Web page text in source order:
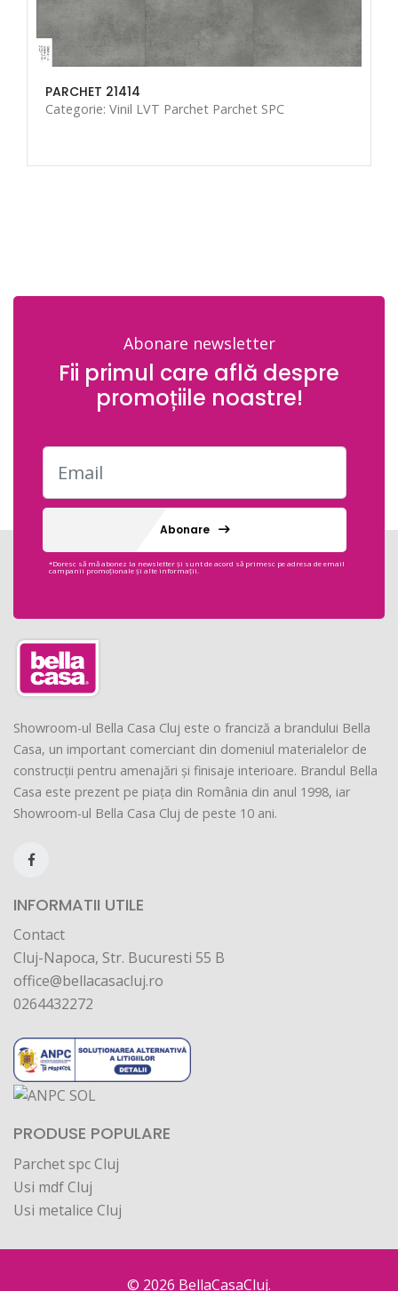
PARCHET 21414
Categorie: Vinil LVT Parchet Parchet SPC
Abonare newsletter
Fii primul care află despre
promoțiile noastre!
Abonare
*Doresc să mă abonez la newsletter și sunt de acord să primesc pe adresa de email
campanii promoționale și alte informații.
Showroom-ul Bella Casa Cluj este o franciză a brandului Bella
Casa, un important comerciant din domeniul materialelor de
construcții pentru amenajări și finisaje interioare. Brandul Bella
Casa este prezent pe piața din România din anul 1998, iar
Showroom-ul Bella Casa Cluj de peste 10 ani.
INFORMATII UTILE
Contact
Cluj-Napoca, Str. Bucuresti 55 B
office@bellacasacluj.ro
0264432272
PRODUSE POPULARE
Parchet spc Cluj
Usi mdf Cluj
Usi metalice Cluj
© 2026 BellaCasaCluj.